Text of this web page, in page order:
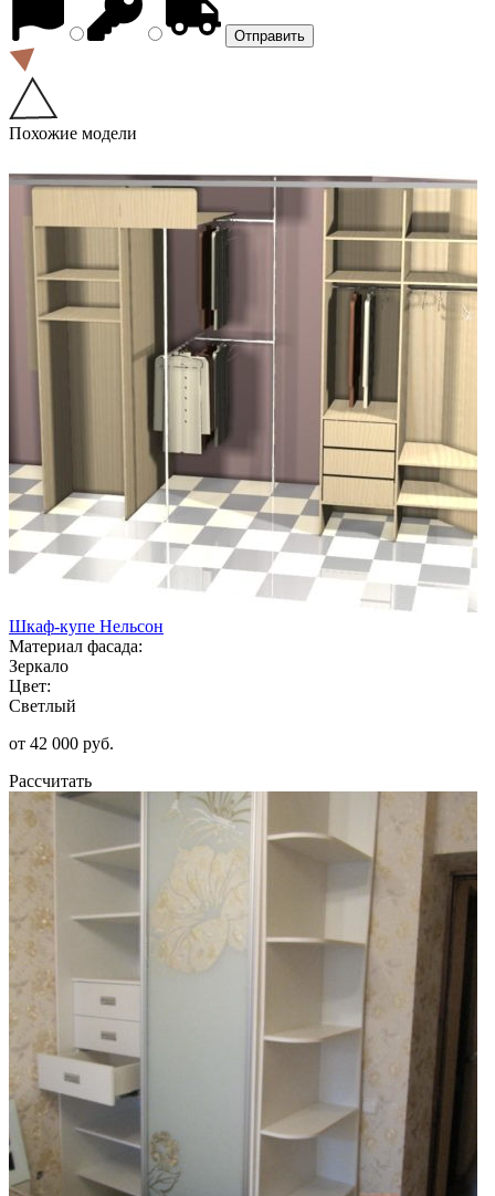
Похожие модели
Шкаф-купе Нельсон
Материал фасада:
Зеркало
Цвет:
Светлый
от 42 000 руб.
Рассчитать